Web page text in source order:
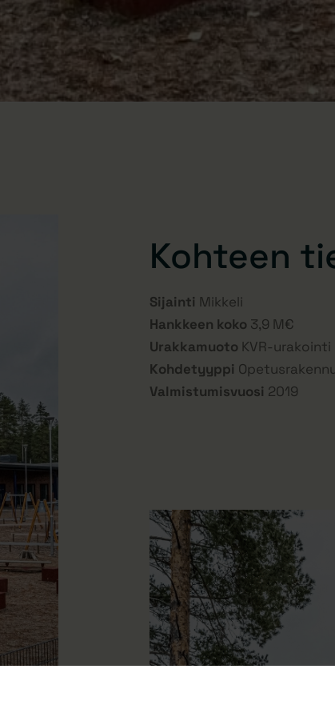
Kohteen
Sijainti Mikkeli
Hankkeen koko 3,9 M€
Urakkamuoto KVR-urakointi
Kohdetyyppi
Valmistumisvuosi 2019